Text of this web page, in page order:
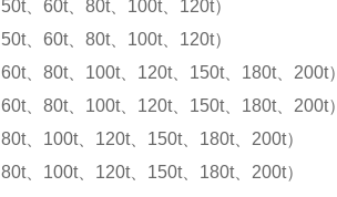
、60t、80t、100t、120t）
、60t、80t、100t、120t）
、80t、100t、120t、150t、180t、200t）
、80t、100t、120t、150t、180t、200t）
、100t、120t、150t、180t、200t）
、100t、120t、150t、180t、200t）